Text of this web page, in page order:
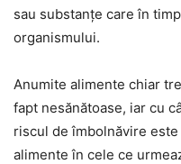
sau substanțe care în
organismului.
Anumite alimente chiar
fapt nesănătoase, iar cu
riscul de îmbolnăvire
alimente în cele ce